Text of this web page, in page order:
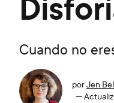
Cuando no
porJen
—